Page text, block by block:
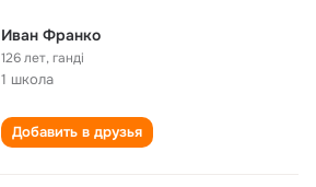
Иван Франко
126 лет,ганді
1 школа
Добавить в друзья